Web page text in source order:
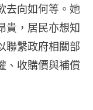
去向如何等。她
貴，居民亦想知
聯繫政府相關部
、收購價與補償